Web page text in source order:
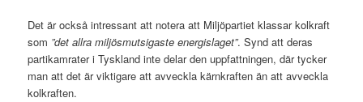
Det är också intressant att notera att Miljöpartiet klassar kolkraft
som ”det allra miljösmutsigaste energislaget”. Synd att deras
partikamrater i Tyskland inte delar den uppfattningen, där tycker
man att det är viktigare att avveckla kärnkraften än att avveckla
kolkraften.